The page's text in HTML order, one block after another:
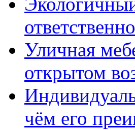
Уличная
открытом
чём его